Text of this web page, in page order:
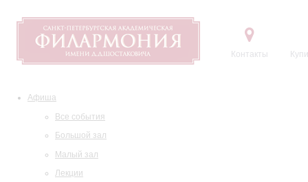
Контакты
Афиша
Все события
Большой зал
Малый зал
Лекции